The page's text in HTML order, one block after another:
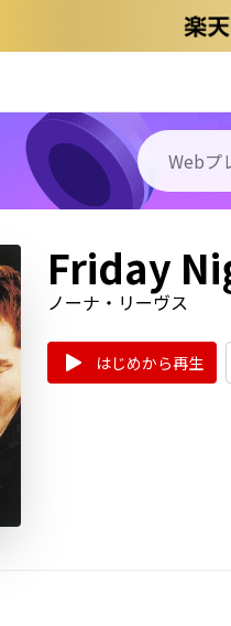
Friday
ノーナ・リーヴス
はじめから再生